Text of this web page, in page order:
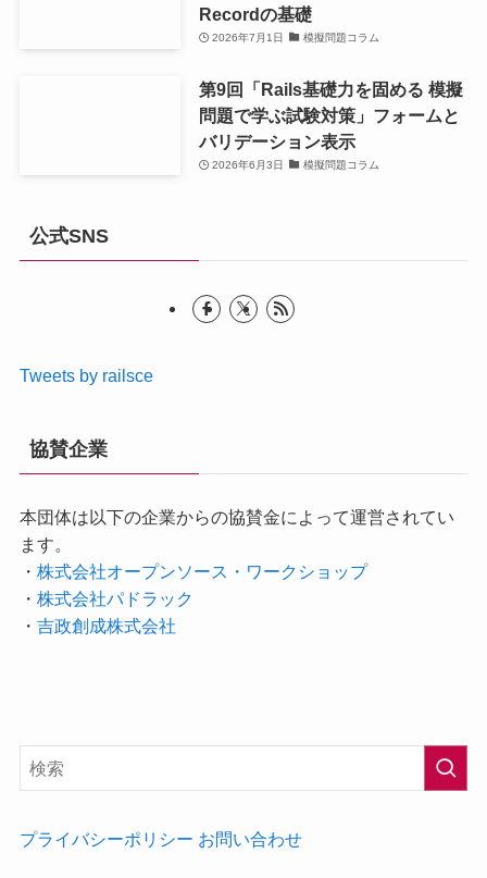
Recordの基礎
2026年7月1日 模擬問題コラム
第9回「Rails基礎力を固める 模擬
問題で学ぶ試験対策」フォームと
バリデーション表示
2026年6月3日 模擬問題コラム
公式SNS
Tweets by railsce
協賛企業
本団体は以下の企業からの協賛金によって運営されてい
ます。
・ 株式会社オープンソース・ワークショップ
・ 株式会社パドラック
・ 吉政創成株式会社
プライバシーポリシー お問い合わせ